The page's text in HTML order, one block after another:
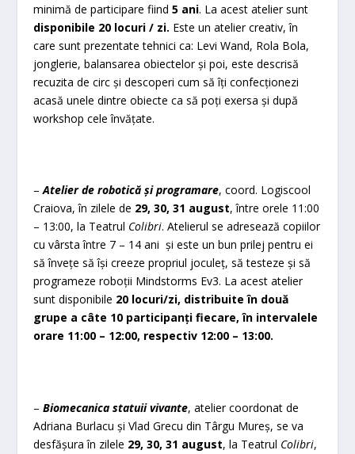
minimă de participare fiind5 ani. La acest atelier sunt
disponibile 20 locuri / zi. Este un atelier creativ, în
care sunt prezentate tehnici ca: Levi Wand, Rola Bola,
jonglerie, balansarea obiectelor și poi, este descrisă
recuzita de circ și descoperi cum să îți confecționezi
acasă unele dintre obiecte ca să poți exersa și după
workshop cele învățate.
–Atelier de robotică și programare, coord. Logiscool
Craiova, în zilele de 29, 30, 31 august, între orele 11:00
– 13:00, la Teatrul Colibri. Atelierul se adresează copiilor
cu vârsta între 7 – 14 ani și este un bun prilej pentru ei
să învețe să își creeze propriul joculeț, să testeze și să
programeze roboții Mindstorms Ev3. La acest atelier
sunt disponibile 20 locuri/zi, distribuite în două
grupe a câte 10 participanți fiecare, în intervalele
orare 11:00 – 12:00, respectiv 12:00 – 13:00.
–Biomecanica statuii vivante, atelier coordonat de
Adriana Burlacu și Vlad Grecu din Târgu Mureș, se va
desfășura în zilele 29, 30, 31 august, la Teatrul Colibri,